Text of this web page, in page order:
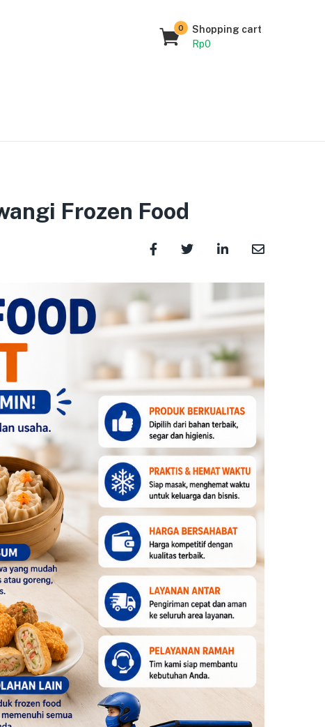
Shopping cart
0
Rp0
Frozen Food